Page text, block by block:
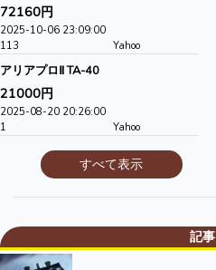
72160円
2025-10-06 23:09:00
113
Yahoo
アリアプロⅡ TA-40
21000円
2025-08-20 20:26:00
1
Yahoo
すべて表示
記事